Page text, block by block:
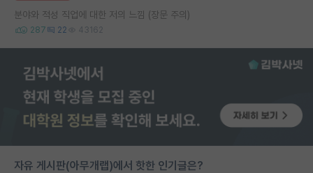
분야와 적성 직업에 대한 저의 느낌 (장문 주의)
287 22 43162
자유 게시판(아무개랩)에서 핫한 인기글은?